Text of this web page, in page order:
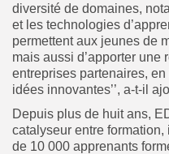
diversité de domaines,
et les technologies
permettent aux jeunes de
mais aussi d’apporter
entreprises partenaires,
idées innovantes’’, a-t-il
Depuis plus de huit ans,
catalyseur entre
de 10 000 apprenants